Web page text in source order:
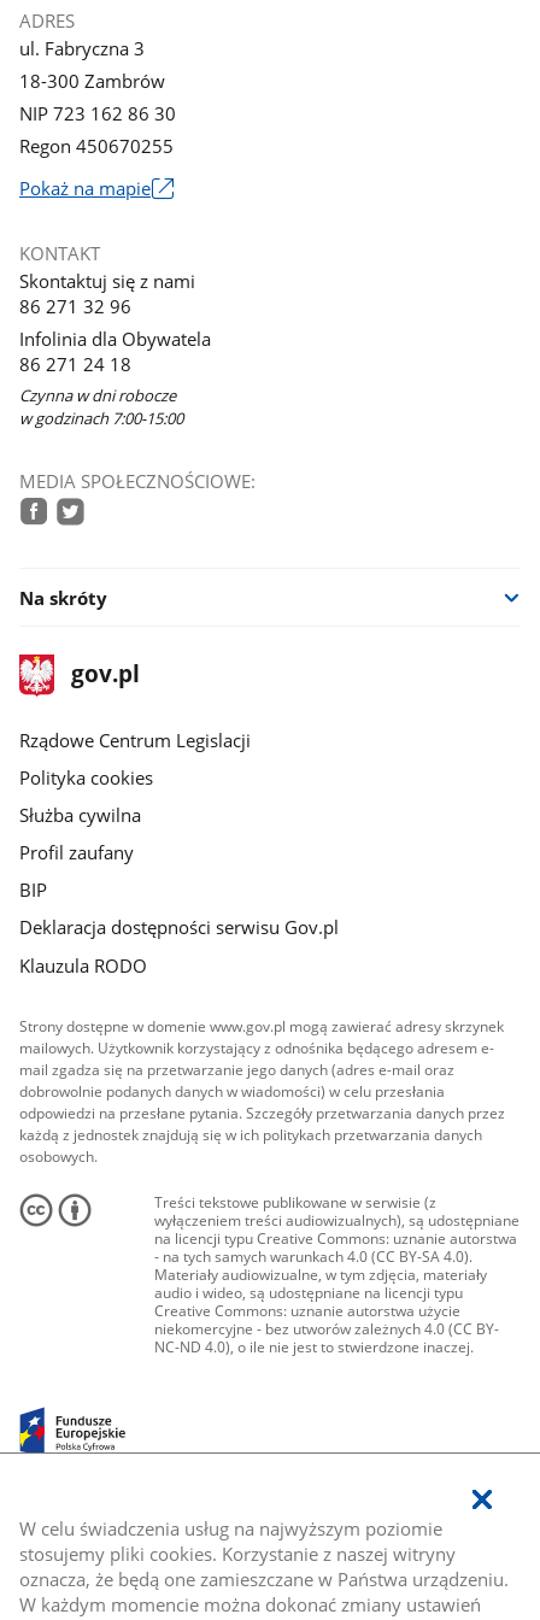
W celu świadczenia usług na najwyższym poziomie
stosujemy pliki cookies. Korzystanie z naszej witryny
oznacza, że będą one zamieszczane w Państwa urządzeniu.
W każdym momencie można dokonać zmiany ustawień
ADRES
ul. Fabryczna 3
18-300 Zambrów
NIP 723 162 86 30
Regon 450670255
Pokaż na mapieLink
nowym
KONTAKT
Skontaktuj się z nami
86 271 32 96
Infolinia dla Obywatela
86 271 24 18
Czynna w dni robocze
w godzinach 7:00-15:00
MEDIA SPOŁECZNOŚCIOWE:
Na skróty
stopka
gov.plStrona
gov.pl
Rządowe Centrum Legislacji
Polityka cookies
Służba cywilna
Profil zaufany
BIP
Deklaracja dostępności serwisu Gov.pl
Klauzula RODO
Strony dostępne w domenie www.gov.pl mogą zawierać adresy skrzynek
mailowych. Użytkownik korzystający z odnośnika będącego adresem e-
mail zgadza się na przetwarzanie jego danych (adres e-mail oraz
dobrowolnie podanych danych w wiadomości) w celu przesłania
odpowiedzi na przesłane pytania. Szczegóły przetwarzania danych przez
każdą z jednostek znajdują się w ich politykach przetwarzania danych
osobowych.
Treści tekstowe publikowane w serwisie (z
wyłączeniem treści audiowizualnych), są udostępniane
na licencji typu Creative Commons: uznanie autorstwa
- na tych samych warunkach 4.0 (CC BY-SA 4.0).
Materiały audiowizualne, w tym zdjęcia, materiały
audio i wideo, są udostępniane na licencji typu
Creative Commons: uznanie autorstwa użycie
niekomercyjne - bez utworów zależnych 4.0 (CC BY-
NC-ND 4.0), o ile nie jest to stwierdzone inaczej.